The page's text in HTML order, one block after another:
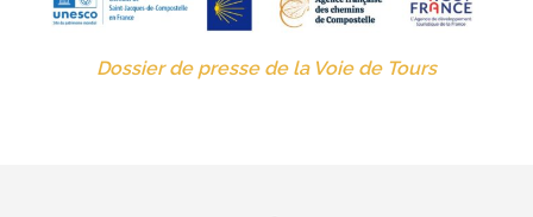
Dossier de presse de la Voie de Tours